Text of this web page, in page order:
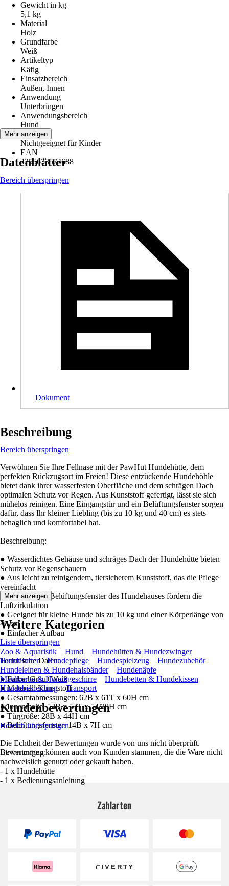
Gewicht in kg
5,1 kg
Material
Holz
Grundfarbe
Weiß
Artikeltyp
Käfig
Einsatzbereich
Außen, Innen
Anwendung
Unterbringen
Anwendungsbereich
Hund
Hinweis
Nichtgeeignet für Kinder
EAN
4255633574688
Mehr anzeigen
Datenblätter
Bereich überspringen
Dokument
Beschreibung
Bereich überspringen
Verwöhnen Sie Ihre Fellnase mit der PawHut Hundehütte, dem
perfekten Rückzugsort im Freien! Diese entzückende Hundehöhle
bietet dank ihrer wasserfesten Oberfläche und dem schrägen Dach
optimalen Schutz vor Regen. Aus Kunststoff gefertigt, lässt sie sich
mühelos reinigen. Eine Eingangstür und ein Belüftungsfenster sorgen
dafür, dass Ihr kleiner Liebling (bis zu 10 kg und 40 cm) es stets
behaglich und komfortabel hat.
Beschreibung:
● Wasserdichtes Gehäuse und schräges Dach der Hundehütte bieten
Schutz vor Regenschauern
● Aus leicht zu reinigendem, tiersicherem Kunststoff, das die Pflege
vereinfacht
● Fronttür und Belüftungsfenster des Hundehauses fördern die
Luftzirkulation
● Geeignet für kleine Hunde bis zu 10 kg und einer Körperlänge von
40 cm
● Einfacher Aufbau
Technische Daten:
● Farbe: Grau+Weiß
● Material: Kunststoff
● Gesamtabmessungen: 62B x 61T x 60H cm
● Innenmaße: 53B x 53T x 54/38H cm
● Türgröße: 28B x 44H cm
● Belüftungsfenster: 14B x 7H cm
Lieferumfang:
- 1 x Hundehütte
- 1 x Bedienungsanleitung
Mehr anzeigen
Weitere Kategorien
Liste überspringen
Zoo & Aquaristik
Hund
Hundehütten & Hundezwinger
Hundefutter
Hundepflege Hundespielzeug
Hundezubehör
Hundeleinen & Hundehalsbänder
Hundenäpfe
Maulkörbe & Hundegeschirre
Hundebetten & Hundekissen
Hundebekleidung
Transport
Kundenbewertungen
Bereich überspringen
Die Echtheit der Bewertungen wurde von uns nicht überprüft.
Bewertungen können auch von Kunden stammen, die die Ware nicht
nachweislich genutzt oder gekauft haben.
Zahlarten